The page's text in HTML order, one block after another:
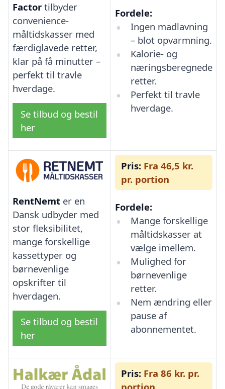
Factor tilbyder
convenience-
måltidskasser med
færdiglavede retter,
klar på få minutter –
perfekt til travle
hverdage.
Se tilbud og bestil
her
Fordele:
Ingen madlavning
– blot opvarmning.
Kalorie- og
næringsberegnede
retter.
Perfekt til travle
hverdage.
RentNemt er en
Dansk udbyder med
stor fleksibilitet,
mange forskellige
kassettyper og
børnevenlige
opskrifter til
hverdagen.
Se tilbud og bestil
her
Pris: Fra 46,5 kr.
pr. portion
Fordele:
Mange forskellige
måltidskasser at
vælge imellem.
Mulighed for
børnevenlige
retter.
Nem ændring eller
pause af
abonnementet.
Pris: Fra 86 kr. pr.